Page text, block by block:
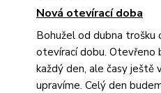
Nová otevírací doba
Bohužel od dubna trošku
otevírací dobu. Otevřeno
každý den, ale časy ještě
upravíme. Celý den